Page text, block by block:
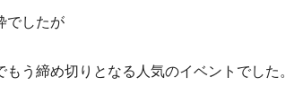
でしたが
う締め切りとなる人気のイベントでした。